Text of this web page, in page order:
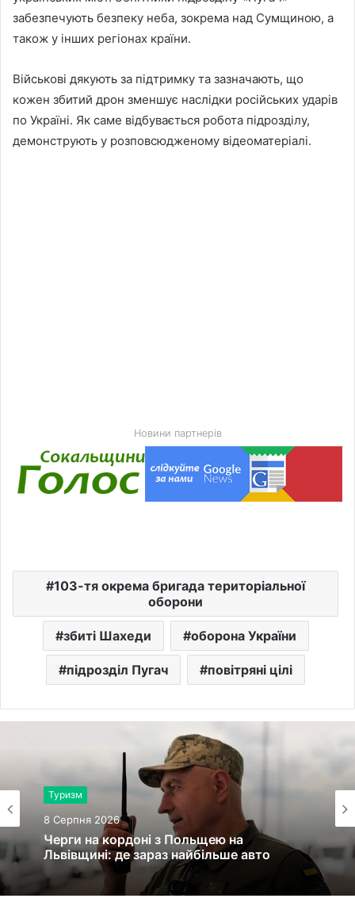
забезпечують безпеку неба, зокрема над Сумщиною, а
також у інших регіонах країни.
Військові дякують за підтримку та зазначають, що
кожен збитий дрон зменшує наслідки російських ударів
по Україні. Як саме відбувається робота підрозділу,
демонструють у розповсюдженому відеоматеріалі.
Новини партнерів
103-тя окрема бригада територіальної
оборони
збиті Шахеди оборона України
підрозділ Пугач повітряні цілі
Туризм
8 Серпня 2026
Черги на кордоні з Польщею на
Львівщині: де зараз найбільше авто